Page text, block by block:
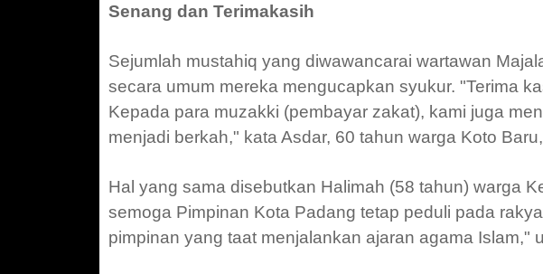
Senang dan Terimakasih
Sejumlah mustahiq yang diwawancarai wartawan
secara umum mereka mengucapkan syukur. "Terima
Kepada para muzakki (pembayar zakat), kami juga
menjadi berkah," kata Asdar, 60 tahun warga Koto
Hal yang sama disebutkan Halimah (58 tahun) warga
semoga Pimpinan Kota Padang tetap peduli pada
pimpinan yang taat menjalankan ajaran agama Islam,"